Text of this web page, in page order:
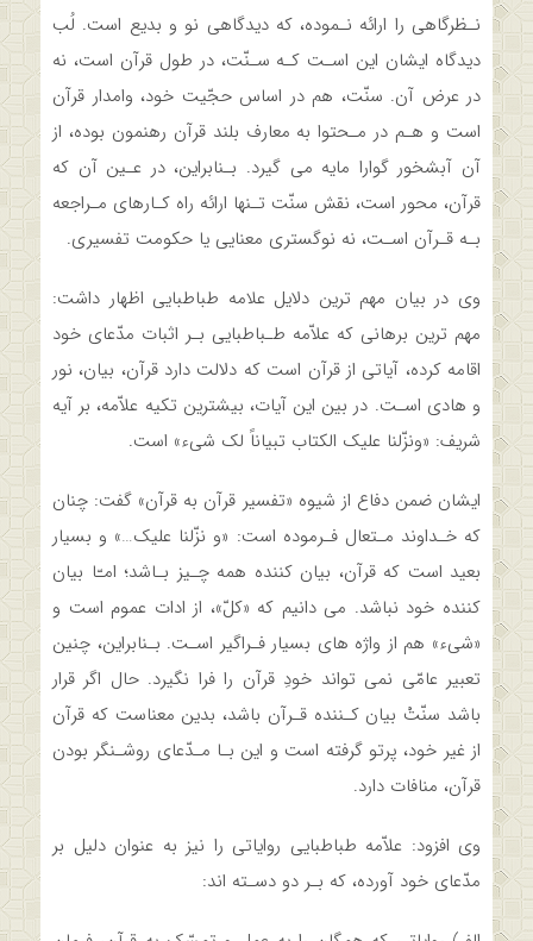
نـظرگاهی را ارائه نـموده، که دیدگاهی نو و بدیع است. لُب
دیدگاه ایشان این اسـت کـه سـنّت، در طول قرآن است، نه
در عرض آن. سنّت، هم‌ در‌ اساس حجّیت‌ خود، وامدار قرآن
است و هـم در مـحتوا به معارف بلند قرآن رهنمون بوده، از
آن آبشخور‌ گوارا مایه می گیرد. بـنابراین، در عـین آن که
قرآن، محور است،‌ نقش‌ سنّت تـنها ارائه راه کـارهای مـراجعه
بـه قـرآن اسـت، نه نوگستری معنایی یا‌ حکومت‌ تفسیری.
وی در بیان مهم ترین دلایل علامه طباطبایی اظهار داشت:
مهم ترین برهانی که علاّمه طـباطبایی بـر اثبات مدّعای خود
اقامه کرده، آیاتی از قرآن است که دلالت دارد قرآن، بیان، نور
و هادی اسـت. در بین این آیات، بیشترین تکیه علاّمه،‌ بر‌ آیه‌
شریف: «ونزّلنا علیک الکتاب تبیاناً لک شیء» است.‌
ایشان‌ ضمن دفاع از شیوه «تفسیر قرآن به قرآن» گفت: چنان
که خـداوند مـتعال فـرموده است: «و نزّلنا علیک…» و بسیار
بعید‌ است‌ که‌ قرآن، بیان کننده همه چـیز بـاشد؛ امـّا بیان
کننده خود نباشد. می‌ دانیم که «کلّ»، از ادات عموم است و
«شیء» هم از واژه های بسیار فـراگیر اسـت.‌ بـنابراین،‌ چنین‌
تعبیر عامّی نمی تواند خودِ قرآن را فرا نگیرد. حال اگر قرار
باشد سنّتْ بیان کـننده قـرآن باشد، بدین‌ معناست‌ که‌ قرآن
از غیر خود، پرتو گرفته است و این بـا مـدّعای روشـنگر بودن
قرآن، منافات‌ دارد.
وی افزود: علاّمه طباطبایی روایاتی را نیز به عنوان دلیل بر
مدّعای‌ خود‌ آورده،‌ که بـر دو دسـته اند: